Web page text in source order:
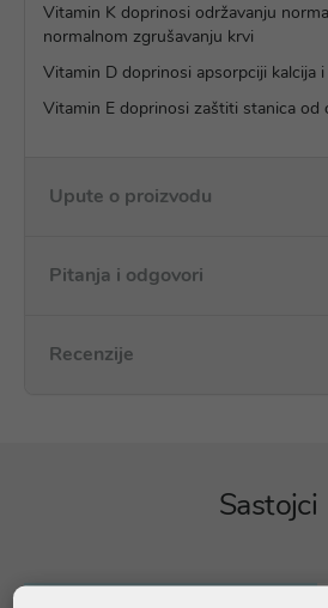
Vitamin K doprinosi održavanju
normalnom zgrušavanju krvi
Vitamin D doprinosi apsorpciji kalcija
Vitamin E doprinosi zaštiti stanica od
Upute o proizvodu
Pitanja i odgovori
Recenzije
Sastojci